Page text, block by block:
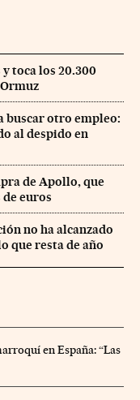
toca los 20.300
buscar otro empleo:
al despido en
de Apollo, que
euros
no ha alcanzado
que resta de año
en España: “Las